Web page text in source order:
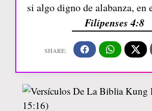
si algo digno de alabanza, en
Filipenses 4:8